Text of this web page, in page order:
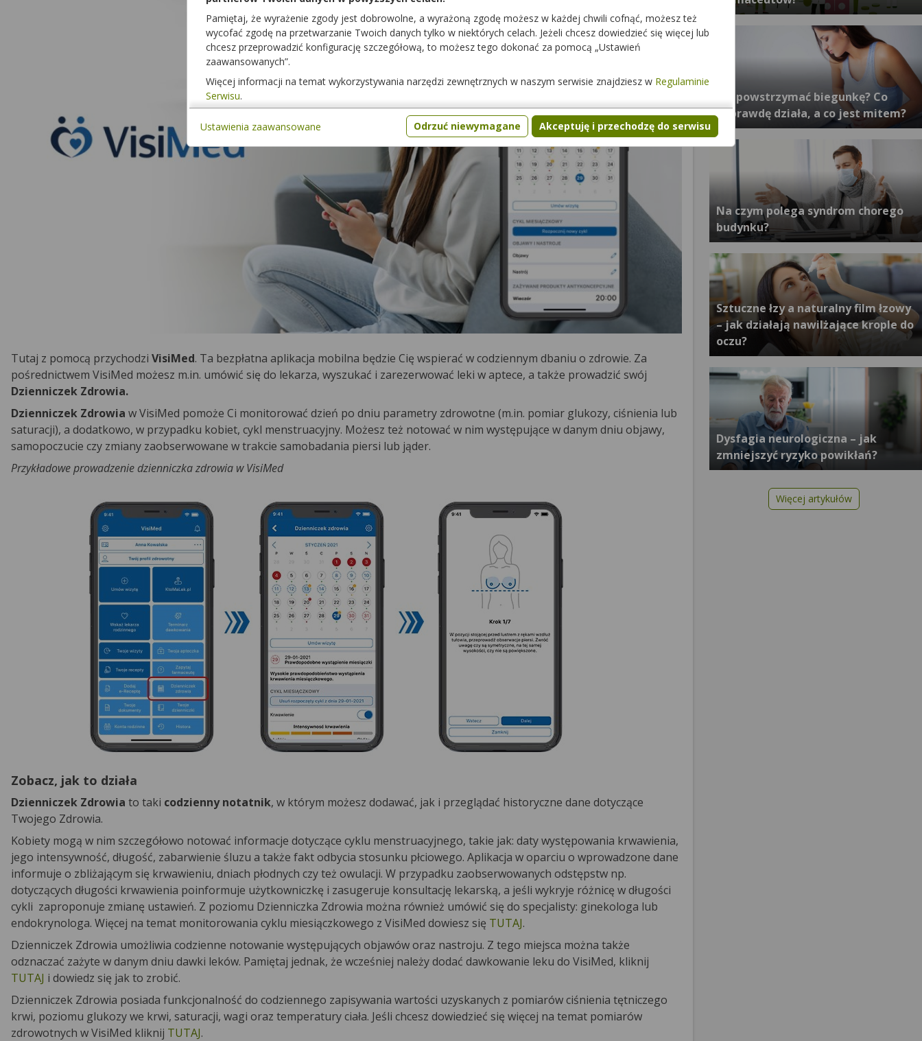
Tutaj z pomocą przychodzi VisiMed. Ta bezpłatna aplikacja mobilna będzie Cię wspierać w codziennym dbaniu o zdrowie. Za
pośrednictwem VisiMed możesz m.in. umówić się do lekarza, wyszukać i zarezerwować leki w aptece, a także prowadzić swój
Dzienniczek Zdrowia.
Dzienniczek Zdrowia w VisiMed pomoże Ci monitorować dzień po dniu parametry zdrowotne (m.in. pomiar glukozy, ciśnienia lub
saturacji), a dodatkowo, w przypadku kobiet, cykl menstruacyjny. Możesz też notować w nim występujące w danym dniu objawy,
samopoczucie czy zmiany zaobserwowane w trakcie samobadania piersi lub jąder.
Przykładowe prowadzenie dzienniczka zdrowia w VisiMed
Zobacz, jak to działa
Dzienniczek Zdrowia to taki codzienny notatnik, w którym możesz dodawać, jak i przeglądać historyczne dane dotyczące
Twojego Zdrowia.
Kobiety mogą w nim szczegółowo notować informacje dotyczące cyklu menstruacyjnego, takie jak: daty występowania krwawienia,
jego intensywność, długość, zabarwienie śluzu a także fakt odbycia stosunku płciowego. Aplikacja w oparciu o wprowadzone dane
informuje o zbliżającym się krwawieniu, dniach płodnych czy też owulacji. W przypadku zaobserwowanych odstępstw np.
dotyczących długości krwawienia poinformuje użytkowniczkę i zasugeruje konsultację lekarską, a jeśli wykryje różnicę w długości
cykli zaproponuje zmianę ustawień. Z poziomu Dzienniczka Zdrowia można również umówić się do specjalisty: ginekologa lub
endokrynologa. Więcej na temat monitorowania cyklu miesiączkowego z VisiMed dowiesz się TUTAJ.
Dzienniczek Zdrowia umożliwia codzienne notowanie występujących objawów oraz nastroju. Z tego miejsca można także
odznaczać zażyte w danym dniu dawki leków. Pamiętaj jednak, że wcześniej należy dodać dawkowanie leku do VisiMed, kliknij
TUTAJ i dowiedz się jak to zrobić.
Dzienniczek Zdrowia posiada funkcjonalność do codziennego zapisywania wartości uzyskanych z pomiarów ciśnienia tętniczego
krwi, poziomu glukozy we krwi, saturacji, wagi oraz temperatury ciała. Jeśli chcesz dowiedzieć się więcej na temat pomiarów
zdrowotnych w VisiMed kliknij TUTAJ.
Jak powstrzymać biegunkę? Co
naprawdę działa, a co jest mitem?
Na czym polega syndrom chorego
budynku?
Sztuczne łzy a naturalny film łzowy
– jak działają nawilżające krople do
oczu?
Dysfagia neurologiczna – jak
zmniejszyć ryzyko powikłań?
Więcej artykułów
Pamiętaj, że wyrażenie zgody jest dobrowolne, a wyrażoną zgodę możesz w każdej chwili cofnąć, możesz też
wycofać zgodę na przetwarzanie Twoich danych tylko w niektórych celach. Jeżeli chcesz dowiedzieć się więcej lub
chcesz przeprowadzić konfigurację szczegółową, to możesz tego dokonać za pomocą „Ustawień
zaawansowanych”.
Więcej informacji na temat wykorzystywania narzędzi zewnętrznych w naszym serwisie znajdziesz w Regulaminie
Serwisu.
Odrzuć niewymagane Akceptuję i przechodzę do serwisu
Ustawienia zaawansowane